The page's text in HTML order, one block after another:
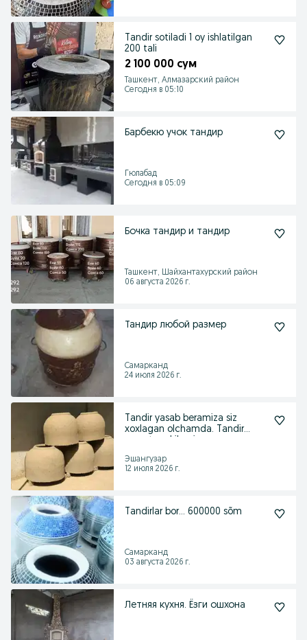
Tandir sotiladi 1 oy ishlatilgan
200 tali
2 100 000 сум
Ташкент, Алмазарский район
Сегодня в 05:10
Барбекю учок тандир
Гюлабад
Сегодня в 05:09
Бочка тандир и тандир
Ташкент, Шайхантахурский район
06 августа 2026 г.
Тандир любой размер
Самарканд
24 июля 2026 г.
Tandir yasab beramiza siz
xoxlagan olchamda. Tandir
Эшангузар
12 июля 2026 г.
Tandirlar bor... 600000 sõm
Самарканд
03 августа 2026 г.
Летняя кухня. Ёзги ошхона